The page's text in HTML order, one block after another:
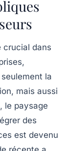
crucial dans
la
mais aussi
le paysage
des
est devenu